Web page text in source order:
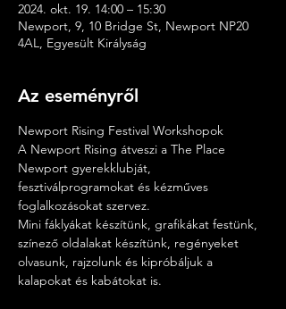
2024. okt. 19. 14:00 – 15:30
Newport, 9, 10 Bridge St, Newport NP20
4AL, Egyesült Királyság
Az eseményről
Newport Rising Festival Workshopok
A Newport Rising átveszi a The Place
Newport gyerekklubját,
fesztiválprogramokat és kézműves
foglalkozásokat szervez.
Mini fáklyákat készítünk, grafikákat festünk,
színező oldalakat készítünk, regényeket
olvasunk, rajzolunk és kipróbáljuk a
kalapokat és kabátokat is.